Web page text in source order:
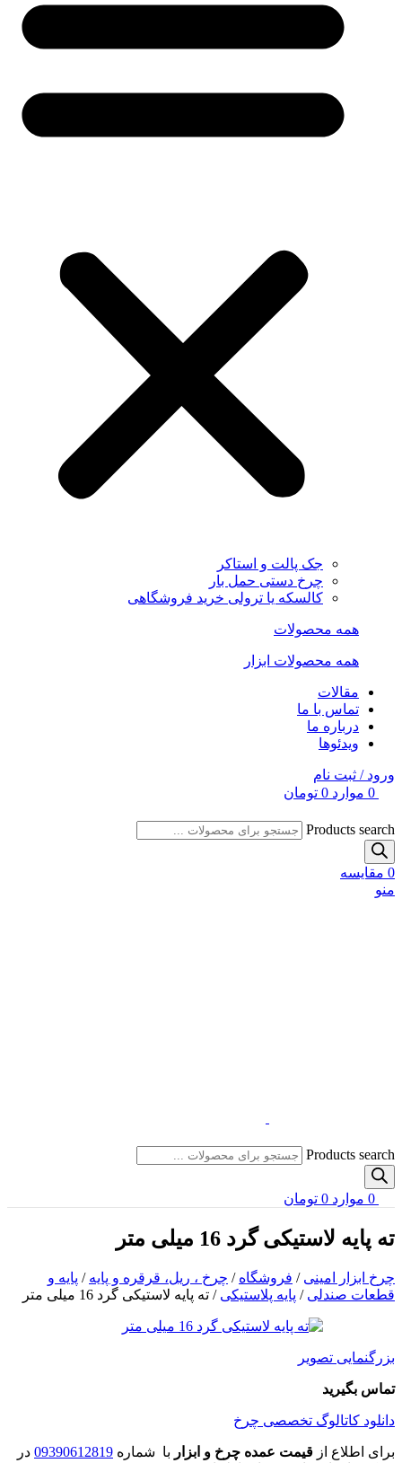
جک پالت و استاکر
چرخ دستی حمل بار
کالسکه یا ترولی خرید فروشگاهی
همه محصولات
همه محصولات ابزار
مقالات
تماس با ما
درباره ما
ویدئوها
ورود / ثبت نام
0 موارد 0 تومان
Products search
0 مقایسه
منو
Products search
0 موارد 0 تومان
ته پایه لاستیکی گرد 16 میلی متر
چرخ ابزار امینی / فروشگاه / چرخ ، ریل، قرقره و پایه / پایه و
قطعات صندلی / پایه پلاستیکی / ته پایه لاستیکی گرد 16 میلی متر
بزرگنمایی تصویر
تماس بگیرید
دانلود کاتالوگ تخصصی چرخ
برای اطلاع از قیمت عمده چرخ و ابزار با شماره 09390612819 در